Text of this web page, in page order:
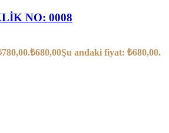
NO: 0008
₺680,00Şu andaki fiyat: ₺680,00.